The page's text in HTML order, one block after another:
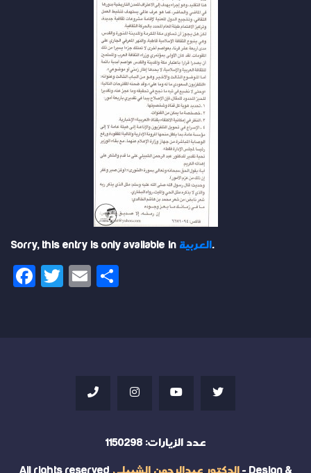
Sorry, this entry is only available in العربية .
Facebook
Twitter
Email
عدد الزيارات: 1150298
All rights reserved الدكتور عبدالرحمن الشبيلي - Design &